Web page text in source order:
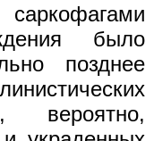
было
позднее